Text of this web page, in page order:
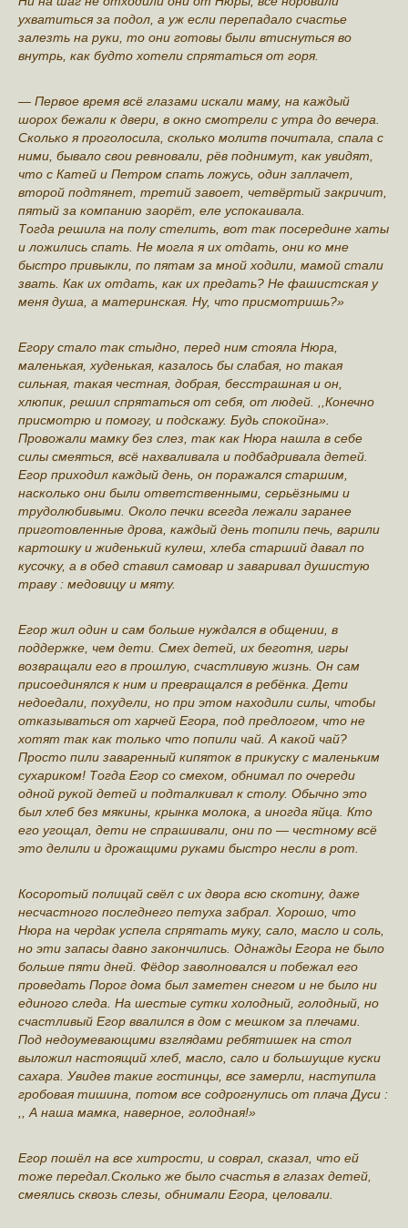
ухватиться за подол, а уж если перепадало счастье
залезть на руки, то они готовы были втиснуться во
внутрь, как будто хотели спрятаться от горя.
— Первое время всё глазами искали маму, на каждый
шорох бежали к двери, в окно смотрели с утра до вечера.
Сколько я проголосила, сколько молитв почитала, спала с
ними, бывало свои ревновали, рёв поднимут, как увидят,
что с Катей и Петром спать ложусь, один заплачет,
второй подтянет, третий завоет, четвёртый закричит,
пятый за компанию заорëт, еле успокаивала.
Тогда решила на полу стелить, вот так посередине хаты
и ложились спать. Не могла я их отдать, они ко мне
быстро привыкли, по пятам за мной ходили, мамой стали
звать. Как их отдать, как их предать? Не фашистская у
меня душа, а материнская. Ну, что присмотришь?»
Егору стало так стыдно, перед ним стояла Нюра,
маленькая, худенькая, казалось бы слабая, но такая
сильная, такая честная, добрая, бесстрашная и он,
хлюпик, решил спрятаться от себя, от людей. ,,Конечно
присмотрю и помогу, и подскажу. Будь спокойна».
Провожали мамку без слез, так как Нюра нашла в себе
силы смеяться, всё нахваливала и подбадривала детей.
Егор приходил каждый день, он поражался старшим,
насколько они были ответственными, серьёзными и
трудолюбивыми. Около печки всегда лежали заранее
приготовленные дрова, каждый день топили печь, варили
картошку и жиденький кулеш, хлеба старший давал по
кусочку, а в обед ставил самовар и заваривал душистую
траву : медовицу и мяту.
Егор жил один и сам больше нуждался в общении, в
поддержке, чем дети. Смех детей, их беготня, игры
возвращали его в прошлую, счастливую жизнь. Он сам
присоединялся к ним и превращался в ребёнка. Дети
недоедали, похудели, но при этом находили силы, чтобы
отказываться от харчей Егора, под предлогом, что не
хотят так как только что попили чай. А какой чай?
Просто пили заваренный кипяток в прикуску с маленьким
сухариком! Тогда Егор со смехом, обнимал по очереди
одной рукой детей и подталкивал к столу. Обычно это
был хлеб без мякины, крынка молока, а иногда яйца. Кто
его угощал, дети не спрашивали, они по — честному всё
это делили и дрожащими руками быстро несли в рот.
Косоротый полицай свёл с их двора всю скотину, даже
несчастного последнего петуха забрал. Хорошо, что
Нюра на чердак успела спрятать муку, сало, масло и соль,
но эти запасы давно закончились. Однажды Егора не было
больше пяти дней. Фёдор заволновался и побежал его
проведать Порог дома был заметен снегом и не было ни
единого следа. На шестые сутки холодный, голодный, но
счастливый Егор ввалился в дом с мешком за плечами.
Под недоумевающими взглядами ребятишек на стол
выложил настоящий хлеб, масло, сало и большущие куски
сахара. Увидев такие гостинцы, все замерли, наступила
гробовая тишина, потом все содрогнулись от плача Дуси :
,, А наша мамка, наверное, голодная!»
Егор пошёл на все хитрости, и соврал, сказал, что ей
тоже передал.Сколько же было счастья в глазах детей,
смеялись сквозь слезы, обнимали Егора, целовали.